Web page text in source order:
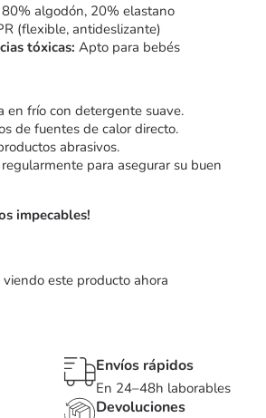
80% algodón, 20% elastano
(flexible, antideslizante)
tóxicas: Apto para bebés
en frío con detergente suave.
de fuentes de calor directo.
abrasivos.
para asegurar su buen
impecables!
este producto ahora
Envíos rápidos
En 24–48h laborables
Devoluciones